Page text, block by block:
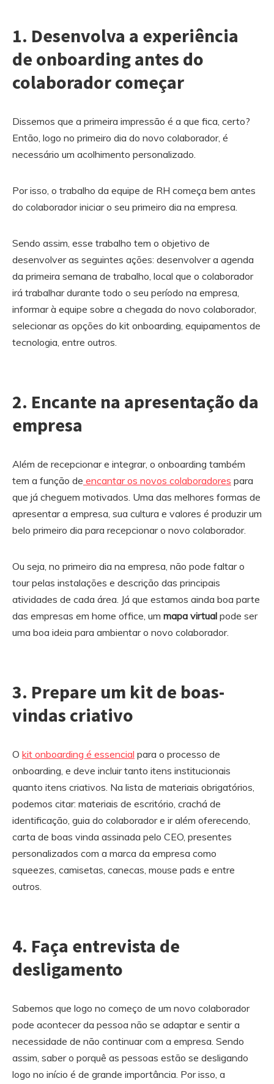
1. Desenvolva a experiência
de onboarding antes do
colaborador começar
Dissemos que a primeira impressão é a que fica, certo?
Então, logo no primeiro dia do novo colaborador, é
necessário um acolhimento personalizado.
Por isso, o trabalho da equipe de RH começa bem antes
do colaborador iniciar o seu primeiro dia na empresa.
Sendo assim, esse trabalho tem o objetivo de
desenvolver as seguintes ações: desenvolver a agenda
da primeira semana de trabalho, local que o colaborador
irá trabalhar durante todo o seu período na empresa,
informar à equipe sobre a chegada do novo colaborador,
selecionar as opções do kit onboarding, equipamentos de
tecnologia, entre outros.
2. Encante na apresentação da
empresa
Além de recepcionar e integrar, o onboarding também
tem a função de encantar os novos colaboradores para
que já cheguem motivados. Uma das melhores formas de
apresentar a empresa, sua cultura e valores é produzir um
belo primeiro dia para recepcionar o novo colaborador.
Ou seja, no primeiro dia na empresa, não pode faltar o
tour pelas instalações e descrição das principais
atividades de cada área. Já que estamos ainda boa parte
das empresas em home office, um mapa virtual pode ser
uma boa ideia para ambientar o novo colaborador.
3. Prepare um kit de boas-
vindas criativo
O kit onboarding é essencial para o processo de
onboarding, e deve incluir tanto itens institucionais
quanto itens criativos. Na lista de materiais obrigatórios,
podemos citar: materiais de escritório, crachá de
identificação, guia do colaborador e ir além oferecendo,
carta de boas vinda assinada pelo CEO, presentes
personalizados com a marca da empresa como
squeezes, camisetas, canecas, mouse pads e entre
outros.
4. Faça entrevista de
desligamento
Sabemos que logo no começo de um novo colaborador
pode acontecer da pessoa não se adaptar e sentir a
necessidade de não continuar com a empresa. Sendo
assim, saber o porquê as pessoas estão se desligando
logo no início é de grande importância. Por isso, a